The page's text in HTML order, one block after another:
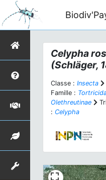
Celypha
(Schläger,
Classe : Insecta
Famille :
Olethreutinae
: Celypha